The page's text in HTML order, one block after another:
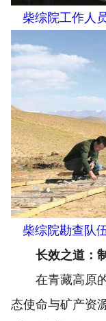
柴综院工作人
柴综院勘查队
长效之道：制
在青藏高原的
态使命与矿产资